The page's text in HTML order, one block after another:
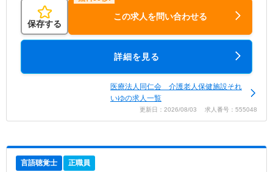
保存する
この求人を問い合わせる
詳細を見る
医療法人同仁会 介護老人保健施設それ
いゆの求人一覧
更新日：2026/08/03 求人番号：555048
言語聴覚士 正職員